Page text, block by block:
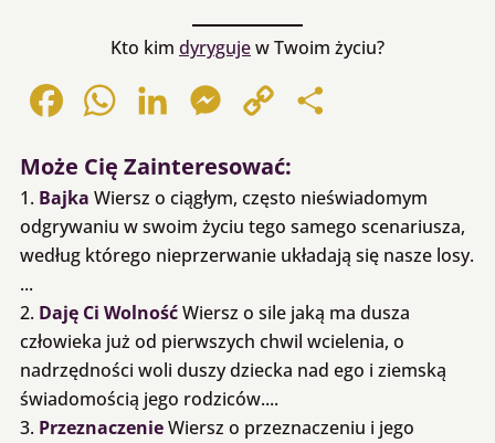
Kto kim dyrygujew Twoim życiu?
FacebookWhatsAppLinkedInMessenger
Copy
Może Cię Zainteresować:
Bajka Wiersz o ciągłym, często nieświadomym
odgrywaniu w swoim życiu tego samego scenariusza,
według którego nieprzerwanie układają się nasze losy.
...
Daję Ci WolnośćWiersz o sile jaką ma dusza
człowieka już od pierwszych chwil wcielenia, o
nadrzędności woli duszy dziecka nad ego i ziemską
świadomością jego rodziców....
PrzeznaczenieWiersz o przeznaczeniu i jego